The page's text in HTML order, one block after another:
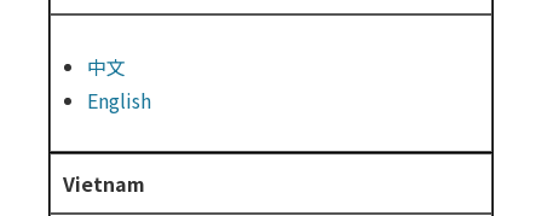
中文
English
Vietnam